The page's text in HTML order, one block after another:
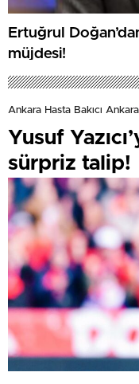
Ertuğrul
müjdesi!
Ankara Hasta Bakıcı
Yusuf
sürpriz talip!